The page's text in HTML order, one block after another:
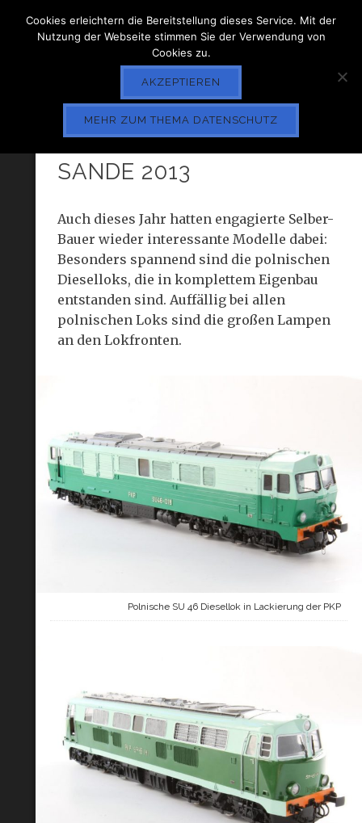
POLNISCHE LOKS IN
SANDE 2013
Auch dieses Jahr hatten engagierte Selber-
Bauer wieder interessante Modelle dabei:
Besonders spannend sind die polnischen
Dieselloks, die in komplettem Eigenbau
entstanden sind. Auffällig bei allen
polnischen Loks sind die großen Lampen
an den Lokfronten.
Polnische SU 46 Diesellok in Lackierung der PKP
Cookies erleichtern die Bereitstellung dieses Service. Mit der
Nutzung der Webseite stimmen Sie der Verwendung von
Cookies zu.
AKZEPTIEREN
MEHR ZUM THEMA DATENSCHUTZ